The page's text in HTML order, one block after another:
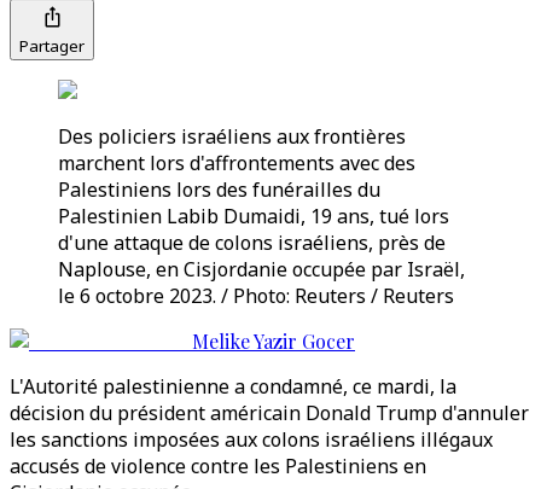
Partager
Des policiers israéliens aux frontières
marchent lors d'affrontements avec des
Palestiniens lors des funérailles du
Palestinien Labib Dumaidi, 19 ans, tué lors
d'une attaque de colons israéliens, près de
Naplouse, en Cisjordanie occupée par Israël,
le 6 octobre 2023. / Photo: Reuters / Reuters
Melike Yazir Gocer
L'Autorité palestinienne a condamné, ce mardi, la
décision du président américain Donald Trump d'annuler
les sanctions imposées aux colons israéliens illégaux
accusés de violence contre les Palestiniens en